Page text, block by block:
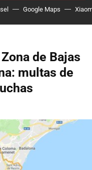
Google Maps
de Bajas
multas de